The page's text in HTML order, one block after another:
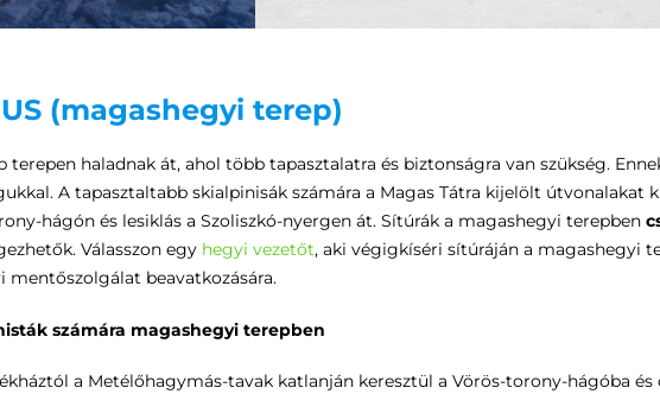
(magashegyi terep)
terepen haladnak át, ahol több tapasztalatra és biztonságra van szükség.
A tapasztaltabb skialpinisák számára a Magas Tátra kijelölt útvonalakat
hágón és lesiklás a Szoliszkó-nyergen át. Sítúrák a magashegyi terepben
Válasszon egy hegyi vezetőt, aki végigkíséri sítúráján a magashegyi
beavatkozására.
számára magashegyi terepben
a Metélőhagymás-tavak katlanján keresztül a Vörös-torony-hágóba